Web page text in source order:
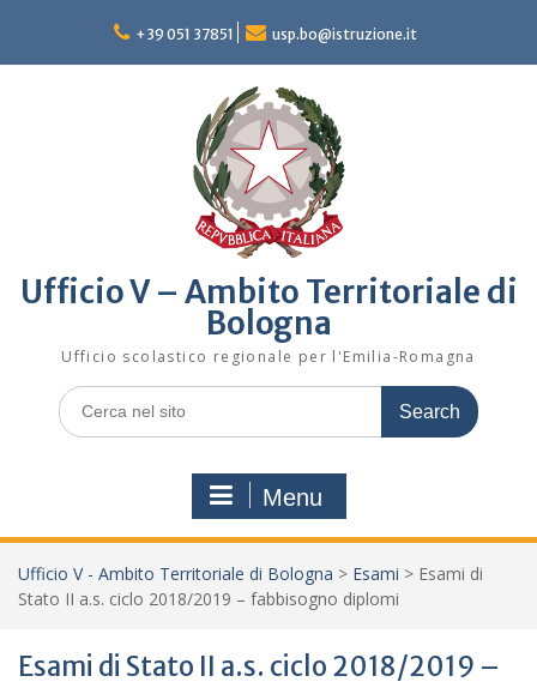
content
+39 051 37851 usp.bo@istruzione.it
Ufficio V – Ambito Territoriale di
Bologna
Ufficio scolastico regionale per l'Emilia-Romagna
Search
for:
Menu
Ufficio V - Ambito Territoriale di Bologna > Esami > Esami di
Stato II a.s. ciclo 2018/2019 – fabbisogno diplomi
Esami di Stato II a.s. ciclo 2018/2019 –